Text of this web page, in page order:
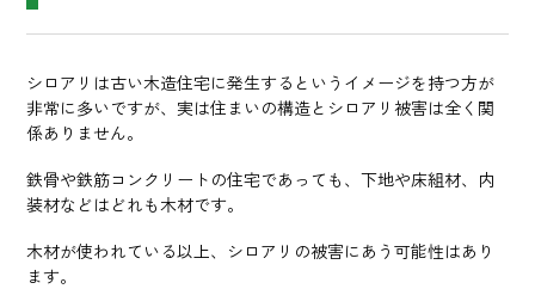
シロアリは古い木造住宅に発生するというイメージを持つ方が
非常に多いですが、実は住まいの構造とシロアリ被害は全く関
係ありません。
鉄骨や鉄筋コンクリートの住宅であっても、下地や床組材、内
装材などはどれも木材です。
木材が使われている以上、シロアリの被害にあう可能性はあり
ます。